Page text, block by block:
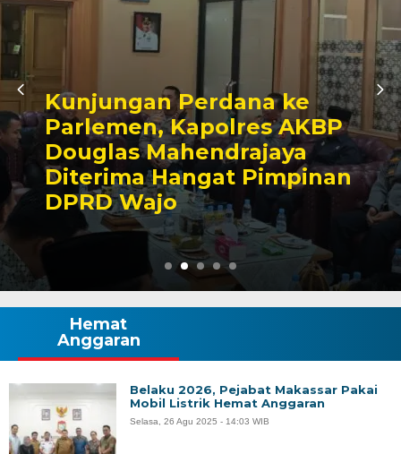
Awali Tugas sebagai
Kabagbinkar, AKBP Fantry
Taherong Tekankan
Kebersihan dan Disiplin
Demi Kepuasan Publik
Hemat
Anggaran
Belaku 2026, Pejabat Makassar Pakai
Mobil Listrik Hemat Anggaran
Selasa, 26 Agu 2025 - 14:03 WIB